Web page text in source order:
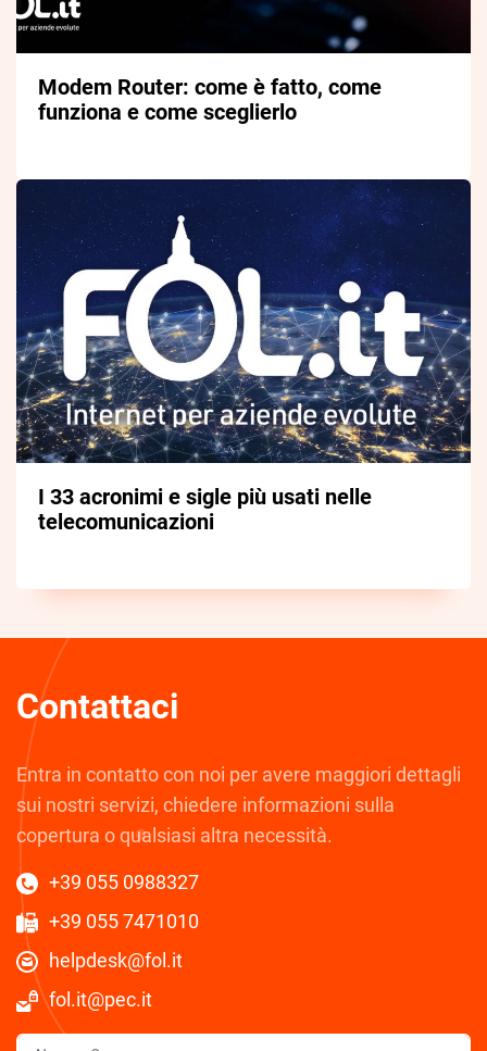
Modem Router: come è fatto, come
funziona e come sceglierlo
I 33 acronimi e sigle più usati nelle
telecomunicazioni
Contattaci
Entra in contatto con noi per avere maggiori dettagli
sui nostri servizi, chiedere informazioni sulla
copertura o qualsiasi altra necessità.
+39 055 0988327
+39 055 7471010
helpdesk@fol.it
fol.it@pec.it